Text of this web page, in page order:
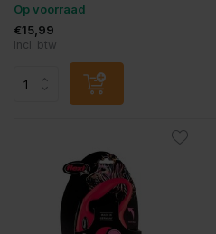
Op voorraad
€15,99
Incl. btw